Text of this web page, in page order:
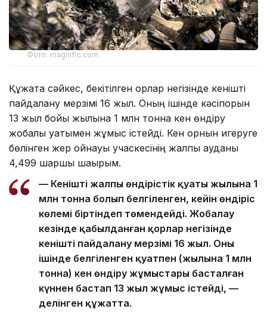
Фото: magnific.com
Құжатқа сәйкес, бекітілген қорлар негізінде кенішті
пайдалану мерзімі 16 жыл. Оның ішінде кәсіпорын
13 жыл бойы жылына 1 млн тонна кен өндіру
жобалық қуатымен жұмыс істейді. Кен орнын игеруге
бөлінген жер қойнауы учаскесінің жалпы ауданы
4,499 шаршы шақырым.
— Кеніштің жалпы өндірістік қуаты жылына 1
млн тонна болып белгіленген, кейін өндіріс
көлемі біртіндеп төмендейді. Жобалау
кезінде қабылданған қорлар негізінде
кеніштің пайдалану мерзімі 16 жыл. Оның
ішінде белгіленген қуатпен (жылына 1 млн
тонна) кен өндіру жұмыстары басталған
күннен бастап 13 жыл жұмыс істейді, —
делінген құжатта.